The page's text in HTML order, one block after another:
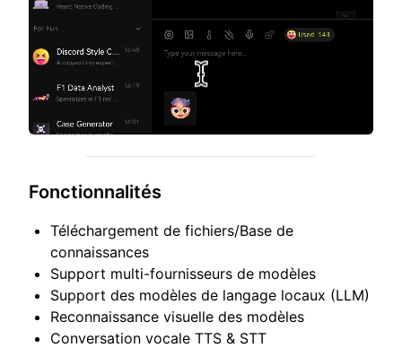
Fonctionnalités
Téléchargement de fichiers/Base de
connaissances
Support multi-fournisseurs de modèles
Support des modèles de langage locaux (LLM)
Reconnaissance visuelle des modèles
Conversation vocale TTS & STT